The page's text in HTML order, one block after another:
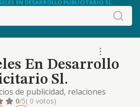
EN DESARROLLO PUBLICITARIO SL.
En Desarrollo
Sl.
de publicidad, relaciones
similares
0/5( 0 votos)